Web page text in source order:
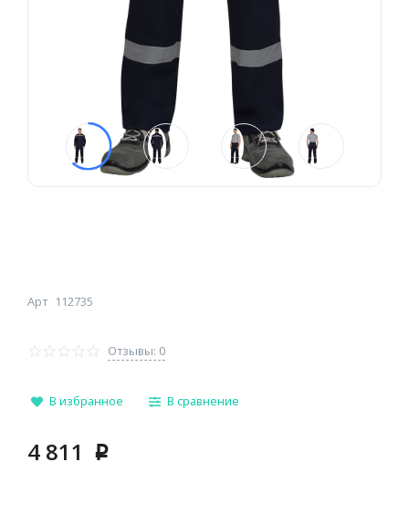
Арт 112735
Отзывы: 0
В избранное В сравнение
4 811 p